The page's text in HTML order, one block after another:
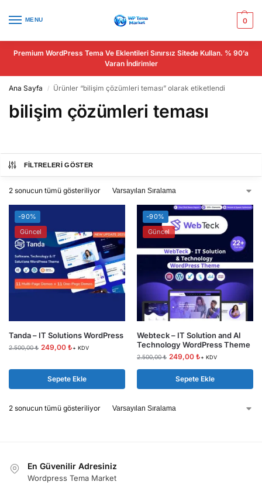
MENU 0
Premium WordPress Tema Ve Eklentileri Sınırsız Sitede Kullan. % 90’a
Varan İndirimler
Ana Sayfa / Ürünler “bilişim çözümleri teması” olarak etiketlendi
bilişim çözümleri teması
FILTRELERI GÖSTER
2 sonucun tümü gösteriliyor
-90%
Güncel
Tanda – IT Solutions WordPress
2.500,00₺ 249,00 ₺+ KDV
Sepete Ekle
-90%
Güncel
Webteck – IT Solution and AI
Technology WordPress Theme
2.500,00₺ 249,00 ₺+ KDV
Sepete Ekle
2 sonucun tümü gösteriliyor
En Güvenilir Adresiniz
Wordpress Tema Market